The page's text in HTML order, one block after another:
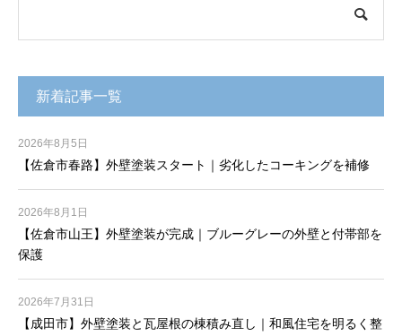
新着記事一覧
【佐倉市春路】外壁塗装スタート｜劣化したコーキングを補修
2026年8月5日
【佐倉市山王】外壁塗装が完成｜ブルーグレーの外壁と付帯部を
保護
2026年8月1日
【成田市】外壁塗装と瓦屋根の棟積み直し｜和風住宅を明るく整
2026年7月31日